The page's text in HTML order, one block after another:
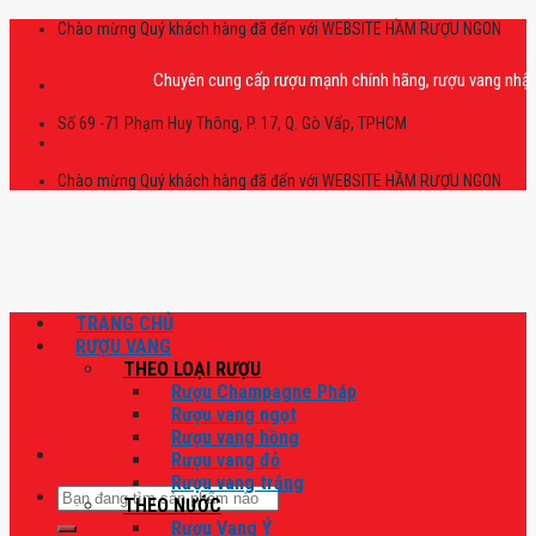
Skip
Chào mừng Quý khách hàng đã đến với WEBSITE HẦM RƯỢU NGON
Chuyên cung cấp rượu mạnh chính hãng, rượu vang nhập
Số 69 -71 Phạm Huy Thông, P. 17, Q. Gò Vấp, TPHCM
Chào mừng Quý khách hàng đã đến với WEBSITE HẦM RƯỢU NGON
Tìm
kiếm:
TRANG CHỦ
RƯỢU VANG
THEO LOẠI RƯỢU
Rượu Champagne Pháp
Rượu vang ngọt
Rượu vang hồng
Rượu vang đỏ
Rượu vang trắng
THEO NƯỚC
Rượu Vang Ý